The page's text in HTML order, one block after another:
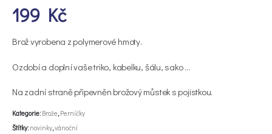
199 Kč
Brož vyrobena z polymerové hmoty.
Ozdobí a doplní vaše triko, kabelku, šálu, sako …
Na zadní straně připevněn brožový můstek s pojistkou.
Kategorie:Brože,Perníčky
Štítky: novinky,vánoční